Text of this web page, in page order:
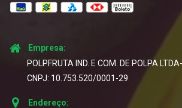
Empresa:
POLPFRUTA IND. E COM. DE POLPA
CNPJ: 10.753.520/0001-29
Endereço: